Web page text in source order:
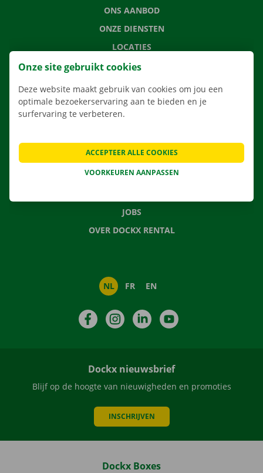
ONS AANBOD
ONZE DIENSTEN
LOCATIES
APP
VERHUISOPLOSSINGEN
VEELGESTELDE VRAGEN
NIEUWS
JOBS
OVER DOCKX RENTAL
NL FR EN
FacebookInstagramLinkedIn
Dockx nieuwsbrief
Blijf op de hoogte van nieuwigheden en promoties
INSCHRIJVEN
Dockx Boxes
Onze site gebruikt cookies
Deze website maakt gebruik van cookies om jou een
optimale bezoekerservaring aan te bieden en je
surfervaring te verbeteren.
VOORKEUREN AANPASSEN
ACCEPTEER ALLE COOKIES